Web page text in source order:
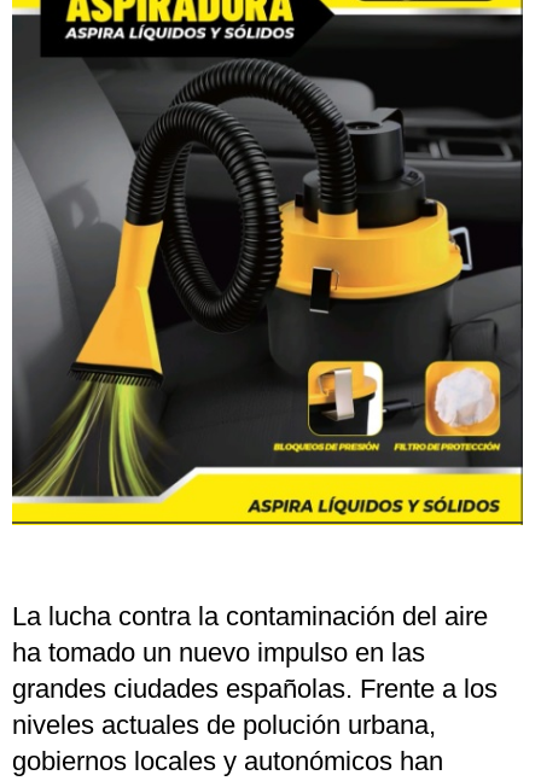
La lucha contra la contaminación del aire
ha tomado un nuevo impulso en las
grandes ciudades españolas. Frente a los
niveles actuales de polución urbana,
gobiernos locales y autonómicos han